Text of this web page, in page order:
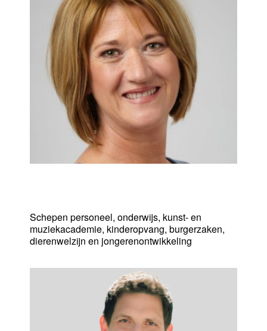
Schepen personeel, onderwijs, kunst- en
muziekacademie, kinderopvang, burgerzaken,
dierenwelzijn en jongerenontwikkeling